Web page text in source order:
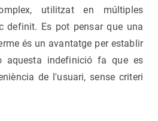
utilitzat en múltiples
definit. Es pot pensar que una
és un avantatge per establir
aquesta indefinició fa que es
de l'usuari, sense criteri